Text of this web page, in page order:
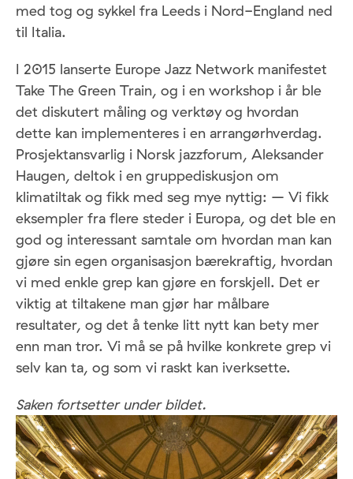
med tog og sykkel fra Leeds i Nord-England ned
til Italia.
I 2015 lanserte Europe Jazz Network manifestet
Take The Green Train, og i en workshop i år ble
det diskutert måling og verktøy og hvordan
dette kan implementeres i en arrangørhverdag.
Prosjektansvarlig i Norsk jazzforum, Aleksander
Haugen, deltok i en gruppediskusjon om
klimatiltak og fikk med seg mye nyttig: – Vi fikk
eksempler fra flere steder i Europa, og det ble en
god og interessant samtale om hvordan man kan
gjøre sin egen organisasjon bærekraftig, hvordan
vi med enkle grep kan gjøre en forskjell. Det er
viktig at tiltakene man gjør har målbare
resultater, og det å tenke litt nytt kan bety mer
enn man tror. Vi må se på hvilke konkrete grep vi
selv kan ta, og som vi raskt kan iverksette.
Saken fortsetter under bildet.